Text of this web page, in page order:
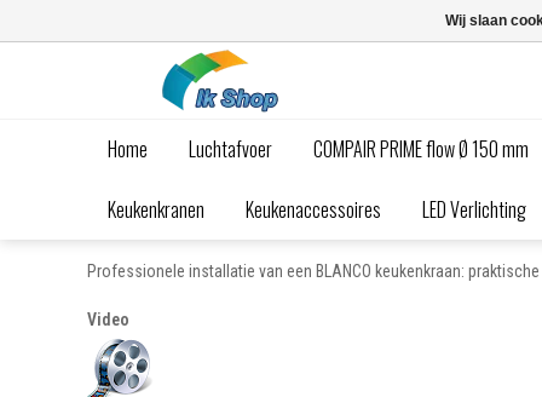
Home Luchtafvoer COMPAIR PRIME flow Ø 150 mm
Keukenkranen Keukenaccessoires LED Verlichting
Monteren van een keukenkraan
Geplaatst op 1 Januari 2016 0
Professionele installatie van een BLANCO keukenkraan:
Video
Wij slaan